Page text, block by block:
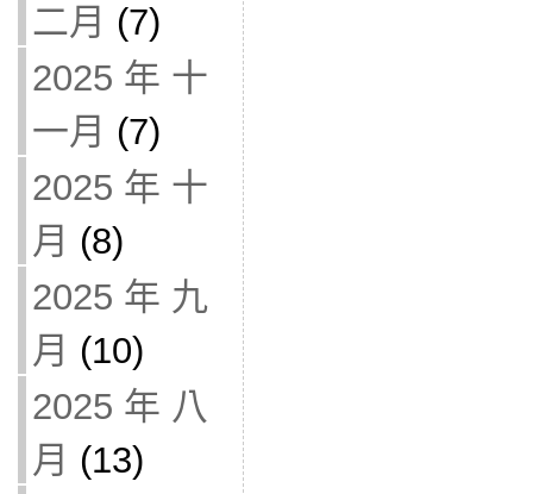
二月 (7)
2025 年 十
一月 (7)
2025 年 十
月 (8)
2025 年 九
月 (10)
2025 年 八
月 (13)